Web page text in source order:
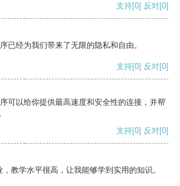
支持[0] 反对[0]
已经为我们带来了无限的隐私和自由。
支持[0] 反对[0]
可以给你提供最高速度和安全性的连接，并帮
支持[0] 反对[0]
教学水平很高，让我能够学到实用的知识。